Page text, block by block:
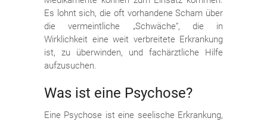
Es lohnt sich, die oft vorhandene Scham über
die vermeintliche „Schwäche“, die in
Wirklichkeit eine weit verbreitete Erkrankung
ist, zu überwinden, und fachärztliche Hilfe
aufzusuchen.
Was ist eine Psychose?
Eine Psychose ist eine seelische Erkrankung,